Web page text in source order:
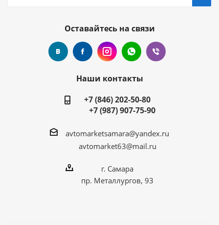
Оставайтесь на связи
Наши контакты
+7 (846) 202-50-80
+7 (987) 907-75-90
avtomarketsamara@yandex.ru
avtomarket63@mail.ru
г. Самара
пр. Металлургов, 93